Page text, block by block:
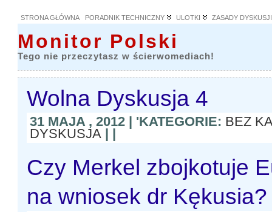
STRONA GŁÓWNA PORADNIK TECHNICZNY ULOTKI ZASADY DYSKUSJI
Monitor Polski
Tego nie przeczytasz w ścierwomediach!
Wolna Dyskusja 4
31 MAJA , 2012 | 'KATEGORIE: BEZ
DYSKUSJA | |
Czy Merkel zbojkotuje
na wniosek dr Kękusia?